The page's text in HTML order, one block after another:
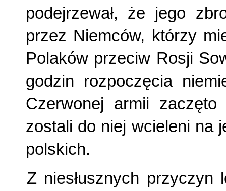
podejrzewał, że jego
przez Niemców, którzy
Polaków przeciw Rosji
godzin rozpoczęcia
Czerwonej armii
zostali do niej wcieleni na
polskich.
Z niesłusznych przyczyn